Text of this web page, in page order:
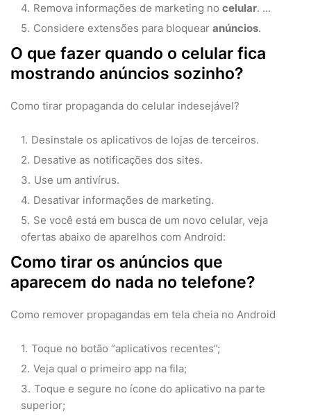
Remova informações de marketing no celular. ...
Considere extensões para bloquear anúncios.
O que fazer quando o celular fica
mostrando anúncios sozinho?
Como tirar propaganda do celular indesejável?
Desinstale os aplicativos de lojas de terceiros.
Desative as notificações dos sites.
Use um antivírus.
Desativar informações de marketing.
Se você está em busca de um novo celular, veja
ofertas abaixo de aparelhos com Android:
Como tirar os anúncios que
aparecem do nada no telefone?
Como remover propagandas em tela cheia no Android
Toque no botão “aplicativos recentes”;
Veja qual o primeiro app na fila;
Toque e segure no ícone do aplicativo na parte
superior;